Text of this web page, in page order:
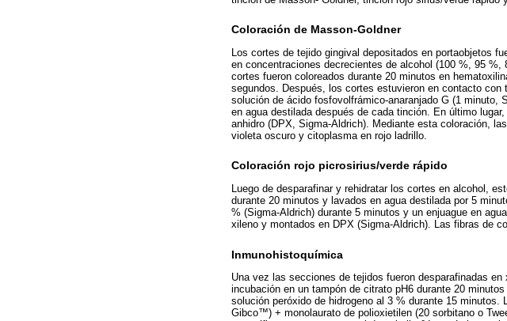
Coloración de Masson-Goldner
Los cortes de tejido gingival depositados en portaobjetos
en concentraciones decrecientes de alcohol (100 %, 95
cortes fueron coloreados durante 20 minutos en
segundos. Después, los cortes estuvieron en contacto
solución de ácido fosfovolfrámico-anaranjado G (1 minuto,
en agua destilada después de cada tinción. En último
anhidro (DPX, Sigma-Aldrich). Mediante esta coloración,
violeta oscuro y citoplasma en rojo ladrillo.
Coloración rojo picrosirius/verde rápido
Luego de desparafinar y rehidratar los cortes en alcohol,
durante 20 minutos y lavados en agua destilada por 5
% (Sigma-Aldrich) durante 5 minutos y un enjuague en
xileno y montados en DPX (Sigma-Aldrich). Las fibras de
Inmunohistoquímica
Una vez las secciones de tejidos fueron desparafinadas
incubación en un tampón de citrato pH6 durante 20
solución peróxido de hidrogeno al 3 % durante 15
Gibco™) + monolaurato de polioxietilen (20 sorbitano o